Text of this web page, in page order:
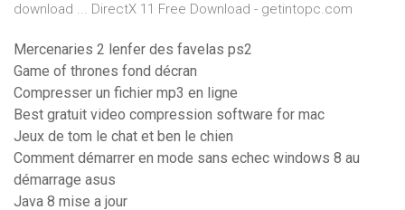
download ... DirectX 11 Free Download - getintopc.com
Mercenaries 2 lenfer des favelas ps2
Game of thrones fond décran
Compresser un fichier mp3 en ligne
Best gratuit video compression software for mac
Jeux de tom le chat et ben le chien
Comment démarrer en mode sans echec windows 8 au
démarrage asus
Java 8 mise a jour